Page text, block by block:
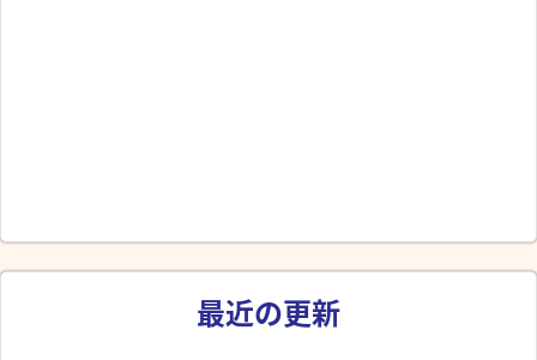
最近の更新